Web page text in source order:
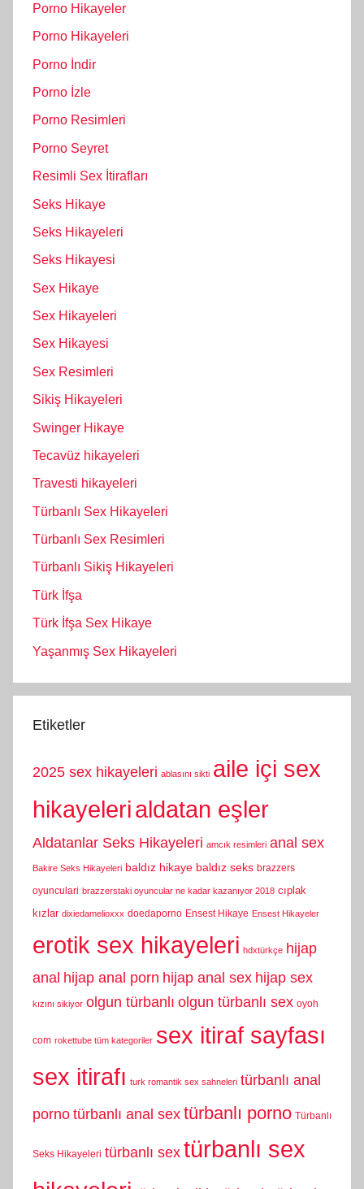
Porno Hikayeler
Porno Hikayeleri
Porno İndir
Porno İzle
Porno Resimleri
Porno Seyret
Resimli Sex İtirafları
Seks Hikaye
Seks Hikayeleri
Seks Hikayesi
Sex Hikaye
Sex Hikayeleri
Sex Hikayesi
Sex Resimleri
Sikiş Hikayeleri
Swinger Hikaye
Tecavüz hikayeleri
Travesti hikayeleri
Türbanlı Sex Hikayeleri
Türbanlı Sex Resimleri
Türbanlı Sikiş Hikayeleri
Türk İfşa
Türk İfşa Sex Hikaye
Yaşanmış Sex Hikayeleri
Etiketler
2025 sex hikayeleri ablasını sikti aile içi sex
hikayelerialdatan eşler
Aldatanlar Seks Hikayeleri amcık resimleri anal sex
Bakire Seks Hikayeleri baldız hikaye baldız seks brazzers
oyunculari brazzerstaki oyuncular ne kadar kazanıyor 2018 cıplak
kızlar dixiedamelioxxx doedaporno Ensest Hikaye Ensest Hikayeler
erotik sex hikayeleri hdxtürkçe hijap
anal hijap anal porn hijap anal sex hijap sex
kızını sikiyor olgun türbanlı olgun türbanlı sex oyoh
com rokettube tüm kategoriler sex itiraf sayfası
sex itirafı turk romantik sex sahneleri türbanlı anal
porno türbanlı anal sex türbanlı porno Türbanlı
Seks Hikayeleri türbanlı sex türbanlı sex